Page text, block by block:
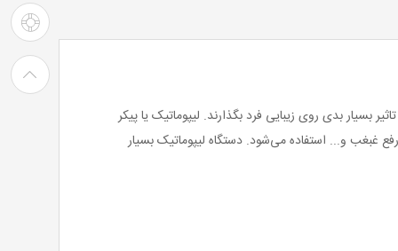
بدی روی زیبایی فرد بگذارند. لیپوماتیک یا پیکر
غبغب و... استفاده می‌شود. دستگاه لیپوماتیک بسیار
پشتیبانی
: شرکت
راهنمای
خرید